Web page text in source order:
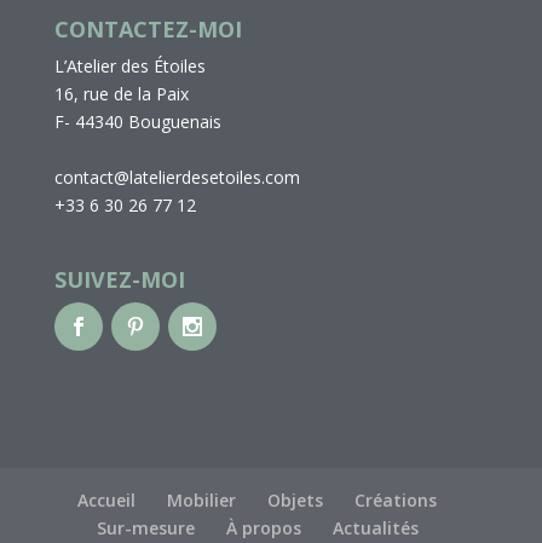
CONTACTEZ-MOI
L’Atelier des Étoiles
16, rue de la Paix
F- 44340 Bouguenais
contact@latelierdesetoiles.com
+33 6 30 26 77 12
SUIVEZ-MOI
Accueil Mobilier Objets
Créations
Sur-mesure
À propos Actualités